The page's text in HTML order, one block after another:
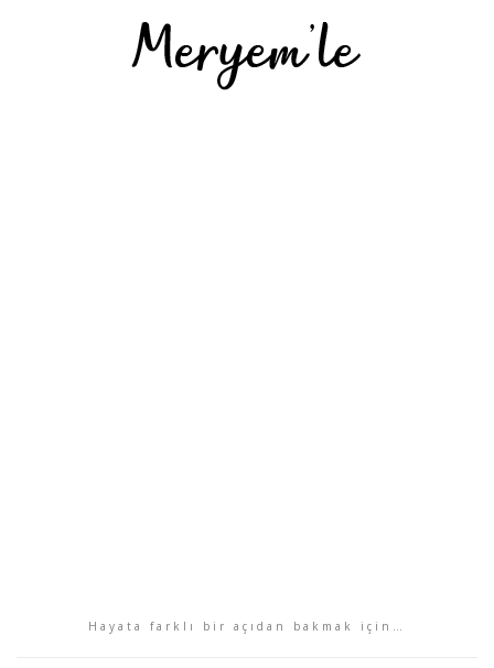
Hayata farklı bir açıdan bakmak için…